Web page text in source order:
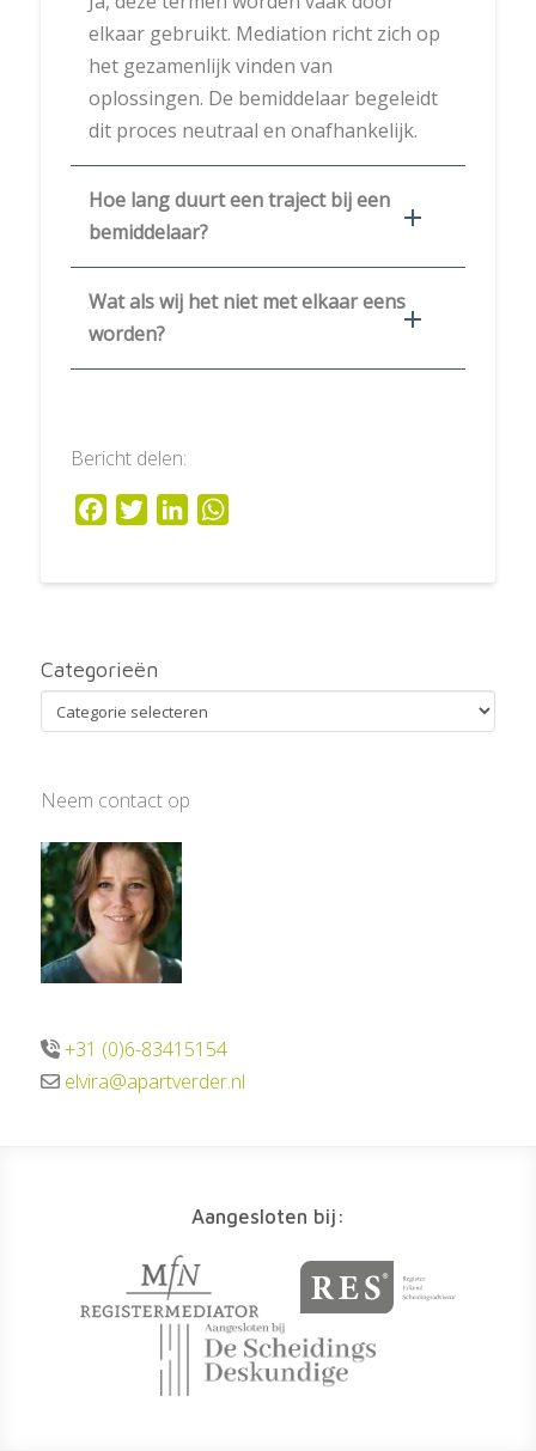
elkaar gebruikt. Mediation richt zich op
het gezamenlijk vinden van
oplossingen. De bemiddelaar begeleidt
dit proces neutraal en onafhankelijk.
Hoe lang duurt een traject bij een
bemiddelaar?
Wat als wij het niet met elkaar eens
worden?
Bericht delen:
FacebookTwitterLinkedIn
Categorieën
Categorieën
Neem contact op
+31 (0)6-83415154
elvira@apartverder.nl
Aangesloten bij: